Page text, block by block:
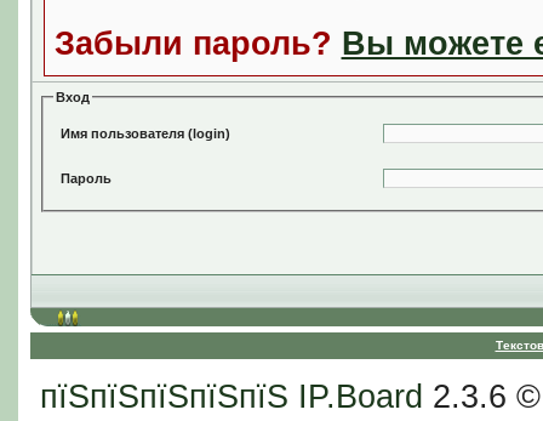
Забыли пароль? Вы можете
Вход
Имя пользователя (login)
Пароль
пїЅпїЅпїЅпїЅпїЅ IP.Board 2.3.6